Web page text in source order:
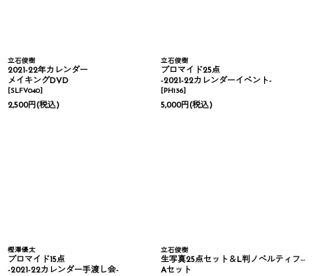
立石俊樹
2021-22年カレンダー
メイキングDVD
[SLFV040]
2,500円(税込)
立石俊樹
ブロマイド25点
-2021-22カレンダーイベント-
[PH136]
5,000円(税込)
樫澤優太
ブロマイド15点
-2021-22カレンダー手渡し会-
立石俊樹
生写真25点セット＆L判ノベルティフォト1枚
Aセット